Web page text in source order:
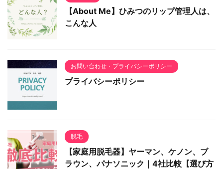
【About Me】ひみつのリップ管理人は、
こんな人
お問い合わせ・プライバシーポリシー
プライバシーポリシー
脱毛
【家庭用脱毛器】ヤーマン、ケノン、ブ
ラウン、パナソニック｜4社比較【選び方